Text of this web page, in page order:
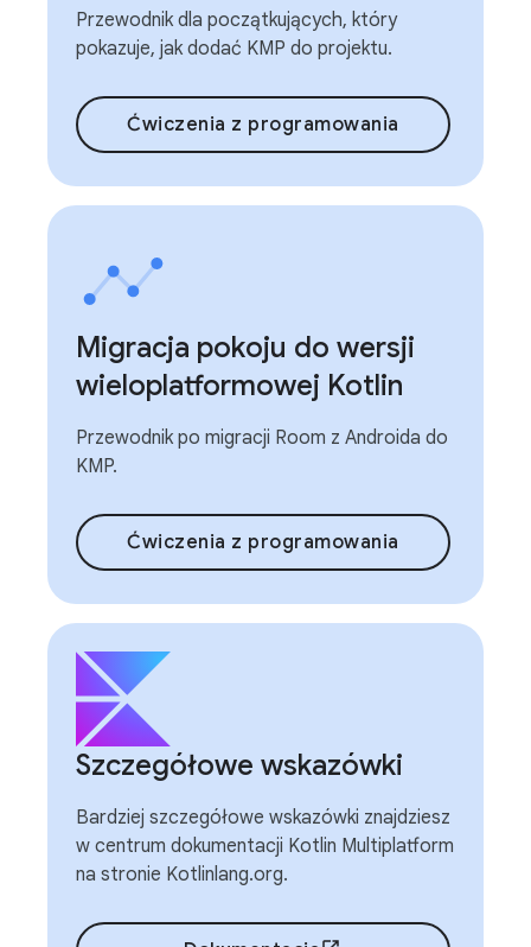
Przewodnik dla początkujących, który
pokazuje, jak dodać KMP do projektu.
Ćwiczenia z programowania
Migracja pokoju do wersji
wieloplatformowej Kotlin
Przewodnik po migracji Room z Androida do
KMP.
Ćwiczenia z programowania
Szczegółowe wskazówki
Bardziej szczegółowe wskazówki znajdziesz
w centrum dokumentacji Kotlin Multiplatform
na stronie Kotlinlang.org.